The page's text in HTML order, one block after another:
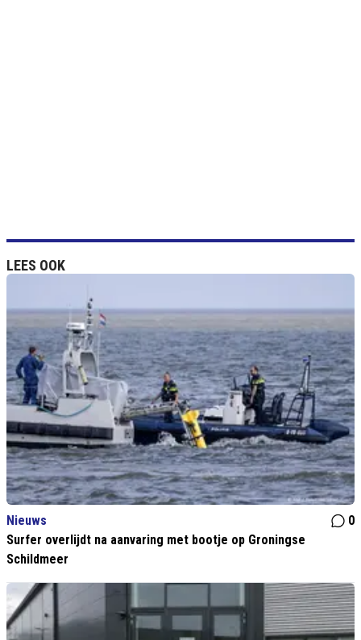
LEES OOK
Nieuws
0
Surfer overlijdt na aanvaring met bootje op Groningse
Schildmeer